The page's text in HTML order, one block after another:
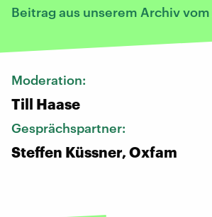
Beitrag aus unserem Archiv vom
Moderation:
Till Haase
Gesprächspartner:
Steffen Küssner, Oxfam